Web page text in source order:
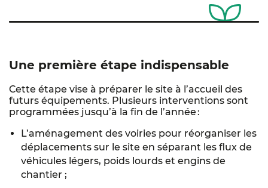
Une première étape indispensable
Cette étape vise à préparer le site à l’accueil des
futurs équipements. Plusieurs interventions sont
programmées jusqu’à la fin de l’année :
L’aménagement des voiries pour réorganiser les
déplacements sur le site en séparant les flux de
véhicules légers, poids lourds et engins de
chantier ;